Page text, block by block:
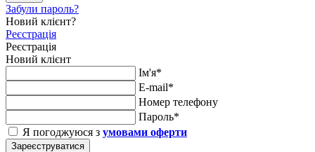
Забули пароль?
Новий клієнт?
Реєстрація
Реєстрація
Новий клієнт
Ім'я*
E-mail*
Номер телефону
Пароль*
Я погоджуюся з умовами оферти
Зареєструватися